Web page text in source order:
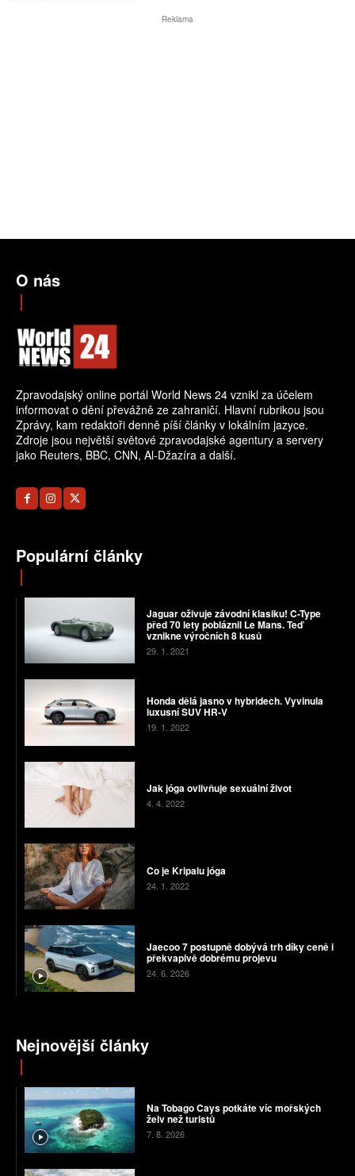
Reklama
O nás
Zpravodajský online portál World News 24 vznikl za účelem
informovat o dění převážně ze zahraničí. Hlavní rubrikou jsou
Zprávy, kam redaktoři denně píší články v lokálním jazyce.
Zdroje jsou největší světové zpravodajské agentury a servery
jako Reuters, BBC, CNN, Al-Džazíra a další.
Populární články
Jaguar oživuje závodní klasiku! C-Type
před 70 lety pobláznil Le Mans. Teď
vznikne výročních 8 kusů
29. 1. 2021
Honda dělá jasno v hybridech. Vyvinula
luxusní SUV HR-V
19. 1. 2022
Jak jóga ovlivňuje sexuální život
4. 4. 2022
Co je Kripalu jóga
24. 1. 2022
Jaecoo 7 postupně dobývá trh díky ceně i
překvapivě dobrému projevu
24. 6. 2026
Nejnovější články
Na Tobago Cays potkáte víc mořských
želv než turistů
7. 8. 2026